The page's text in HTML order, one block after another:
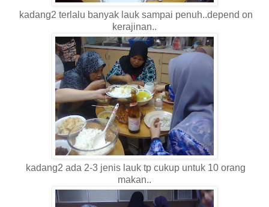
kadang2 terlalu banyak lauk sampai penuh..depend on
kerajinan..
kadang2 ada 2-3 jenis lauk tp cukup untuk 10 orang
makan..